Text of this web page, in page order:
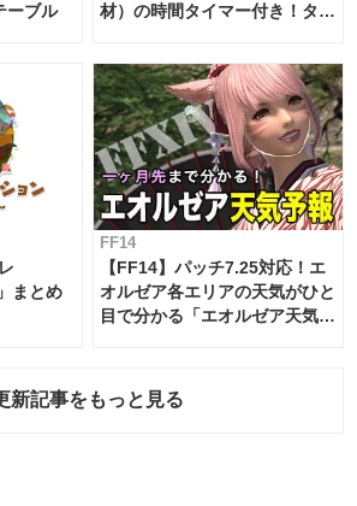
ーブル
材）の時間タイマー付き！タイ
まとめ
FF14
【FF14】パッチ7.25対応！エ
オルゼア各エリアの天気がひと
目で分かる「エオルゼア天気予
新記事をもっと見る